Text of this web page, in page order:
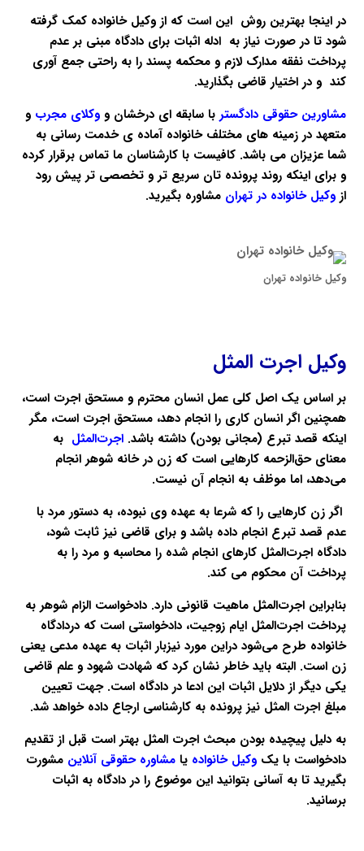
در اینجا بهترین روش این است که از وکیل خانواده کمک گرفته
شود تا در صورت نیاز به ادله اثبات برای دادگاه مبنی بر عدم
پرداخت نفقه مدارک لازم و محکمه پسند را به راحتی جمع آوری
کند و در اختیار قاضی بگذارید.
مشاورین حقوقی دادگستر با سابقه ای درخشان ووکلای مجرب و
متعهد در زمینه های مختلف خانواده آماده ی خدمت رسانی به
شما عزیزان می باشد. کافیست با کارشناسان ما تماس برقرار کرده
و برای اینکه روند پرونده تان سریع تر و تخصصی تر پیش رود
ازوکیل خانواده در تهرانمشاوره بگیرید.
وکیل خانواده تهران
وکیل اجرت المثل
بر اساس یک اصل کلی عمل انسان محترم و مستحق اجرت است،
همچنین اگر انسان کاری را انجام دهد، مستحق اجرت است، مگر
اینکه قصد تبرع (مجانی بودن) داشته باشد. اجرت‌المثل به
معنای حق‌الزحمه کارهایی است که زن در خانه شوهر انجام
می‌دهد، اما موظف به انجام آن نیست.
اگر زن کارهایی را که شرعا به عهده وی نبوده، به دستور مرد با
عدم قصد تبرع انجام داده باشد و برای قاضی نیز ثابت شود،
دادگاه‌ اجرت‌المثل کارهای انجام‌ شده را محاسبه و مرد را به
پرداخت آن محکوم می کند.
بنابراین اجرت‌المثل ماهیت قانونی دارد. دادخواست الزام شوهر به
پرداخت اجرت‌المثل ایام زوجیت، دادخواستی است که دردادگاه
خانواده طرح می‌شود دراین مورد نیزبار اثبات به عهده مدعی یعنی
زن است. البته باید خاطر نشان کرد که شهادت شهود و علم قاضی
یکی دیگر از دلایل اثبات این ادعا در دادگاه است. جهت تعیین
مبلغ اجرت المثل نیز پرونده به کارشناسی ارجاع داده خواهد شد.
به دلیل پیچیده بودن مبحث اجرت المثل بهتر است قبل از تقدیم
دادخواست با یک وکیل خانواده یامشاوره حقوقی آنلاین مشورت
بگیرید تا به آسانی بتوانید این موضوع را در دادگاه به اثبات
برسانید.